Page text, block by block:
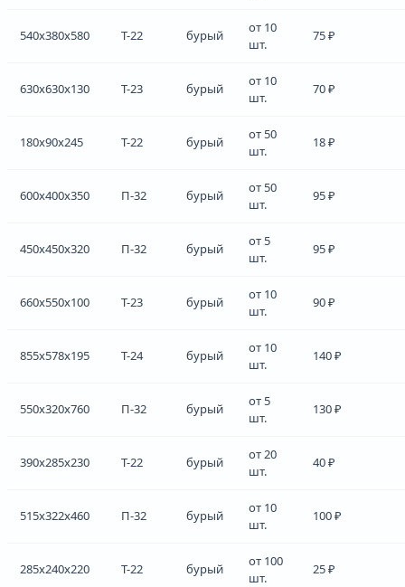
540x380x580 Т-22 бурый
от 10
шт.
75 ₽
630x630x130 Т-23 бурый
от 10
шт.
70 ₽
180x90x245 Т-22 бурый
от 50
шт.
18 ₽
600x400x350 П-32 бурый
от 50
шт.
95 ₽
450x450x320 П-32 бурый
от 5
шт.
95 ₽
660x550x100 Т-23 бурый
от 10
шт.
90 ₽
855x578x195 Т-24 бурый
от 10
шт.
140 ₽
550x320x760 П-32 бурый
от 5
шт.
130 ₽
390x285x230 Т-22 бурый
от 20
шт.
40 ₽
515x322x460 П-32 бурый
от 10
шт.
100 ₽
285x240x220 Т-22 бурый
от 100
шт.
25 ₽